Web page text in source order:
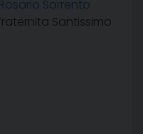
Sorrento
Santissimo